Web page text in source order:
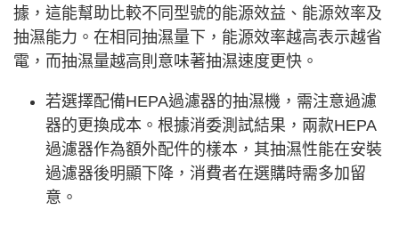
據，這能幫助比較不同型號的能源效益、能源效率及
抽濕能力。在相同抽濕量下，能源效率越高表示越省
電，而抽濕量越高則意味著抽濕速度更快。
若選擇配備HEPA過濾器的抽濕機，需注意過濾
器的更換成本。根據消委測試結果，兩款HEPA
過濾器作為額外配件的樣本，其抽濕性能在安裝
過濾器後明顯下降，消費者在選購時需多加留
意。